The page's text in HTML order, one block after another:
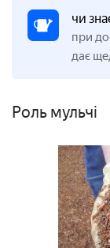
чи
при
дає
Роль мульчі